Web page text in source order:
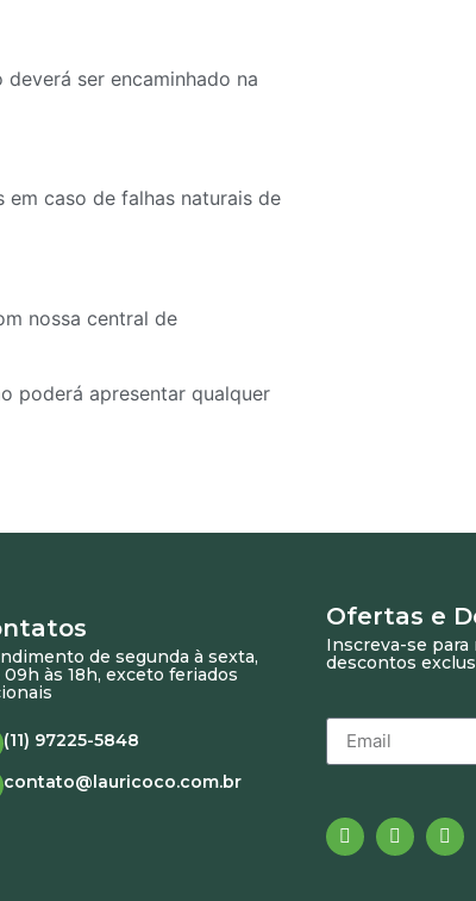
ser encaminhado na
caso de falhas naturais de
nossa central de
poderá apresentar qualquer
de segunda à sexta,
09h às 18h, exceto feriados
(11) 97225-5848
contato@lauricoco.com.br
Ofertas e
Inscreva-se
descontos